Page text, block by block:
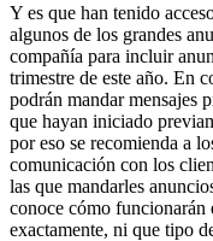
Y es que han tenido
algunos de los grandes
compañía para incluir
trimestre de este año. En
podrán mandar mensajes
que hayan iniciado
por eso se recomienda a
comunicación con los
las que mandarles
conoce cómo funcionarán
exactamente, ni que tipo